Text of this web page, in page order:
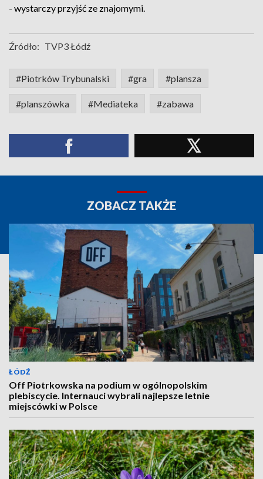
- wystarczy przyjść ze znajomymi.
Źródło: TVP3 Łódź
#Piotrków Trybunalski #gra #plansza
#planszówka #Mediateka #zabawa
ZOBACZ TAKŻE
ŁÓDŹ
Off Piotrkowska na podium w ogólnopolskim
plebiscycie. Internauci wybrali najlepsze letnie
miejscówki w Polsce